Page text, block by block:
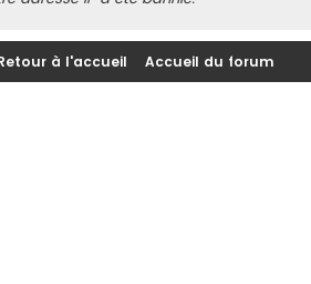
à l'accueil Accueil du forum